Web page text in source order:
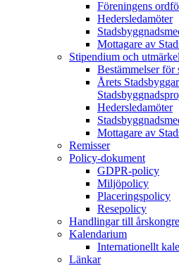
Föreningens
Hedersledamöter
Mottagare av
Stipendium och
Bestämmelser för
Årets
Hedersledamöter
Mottagare av
Remisser
Policy-dokument
GDPR-policy
Miljöpolicy
Placeringspolicy
Resepolicy
Handlingar till
Kalendarium
Internationellt
Länkar